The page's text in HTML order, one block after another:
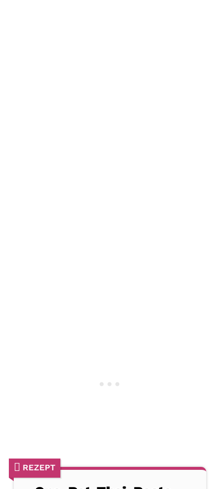
REZEPT